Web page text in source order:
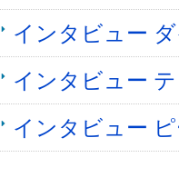
インタビュー
インタビュー
インタビュー